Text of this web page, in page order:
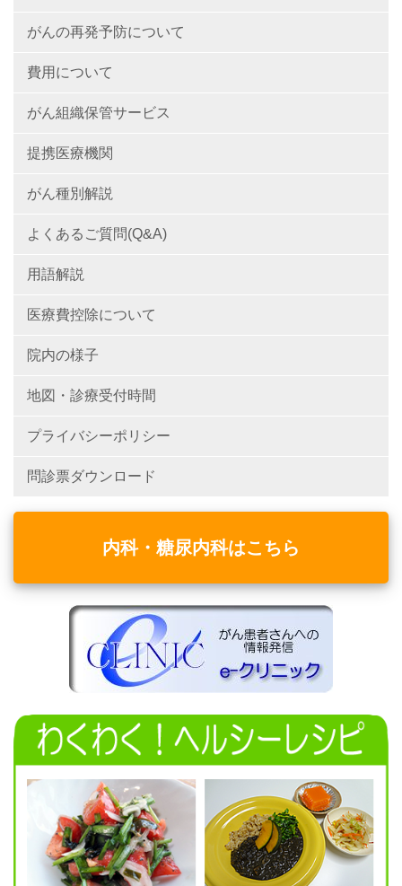
がんの再発予防について
費用について
がん組織保管サービス
提携医療機関
がん種別解説
よくあるご質問(Q&A)
用語解説
医療費控除について
院内の様子
地図・診療受付時間
プライバシーポリシー
問診票ダウンロード
内科・糖尿内科はこちら